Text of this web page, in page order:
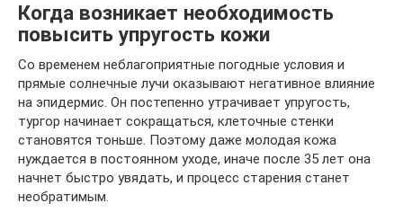
Когда возникает необходимость
повысить упругость кожи
Со временем неблагоприятные погодные условия и
прямые солнечные лучи оказывают негативное влияние
на эпидермис. Он постепенно утрачивает упругость,
тургор начинает сокращаться, клеточные стенки
становятся тоньше. Поэтому даже молодая кожа
нуждается в постоянном уходе, иначе после 35 лет она
начнет быстро увядать, и процесс старения станет
необратимым.